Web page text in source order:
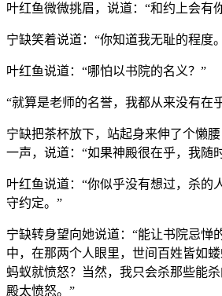
叶红鱼微微挑眉，说道：“和约上会有
宁缺笑着说道：“你知道我无耻的程度
叶红鱼说道：“哪怕以书院的名义？”
“就算是老师的名誉，我都从来没有在
宁缺把茶杯放下，站起身来伸了个懒
一声，说道：“如果神殿很在乎，我随
叶红鱼说道：“你似乎没有想过，杀的
守约定。”
宁缺转身望向她说道：“能让书院忌惮
中，在那两个人眼里，世间百姓皆如
蚂蚁就愤怒？当然，我只会杀那些能
殿太愤怒。”